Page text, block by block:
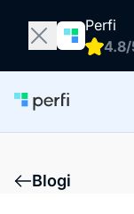
Perfi
4.8/
Blogi